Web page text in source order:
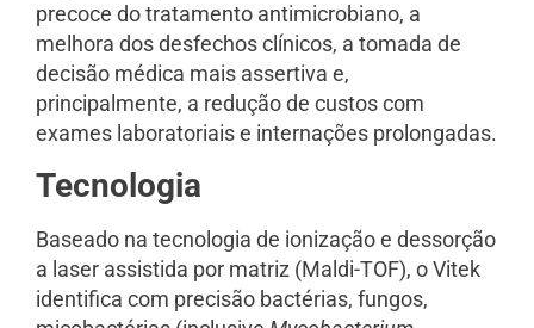
precoce do tratamento antimicrobiano, a
melhora dos desfechos clínicos, a tomada de
decisão médica mais assertiva e,
principalmente, a redução de custos com
exames laboratoriais e internações prolongadas.
Tecnologia
Baseado na tecnologia de ionização e dessorção
a laser assistida por matriz (Maldi-TOF), o Vitek
identifica com precisão bactérias, fungos,